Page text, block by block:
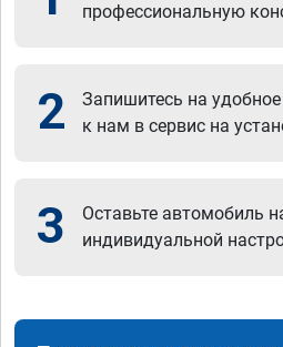
профессиональную
2
Запишитесь на
к нам в сервис на
3
Оставьте автомобиль
индивидуальной